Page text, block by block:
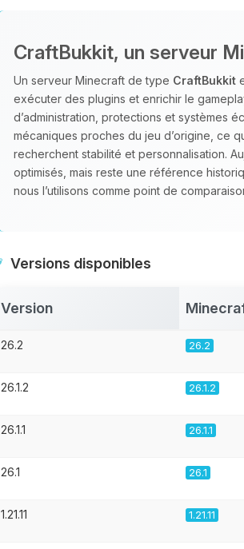
CraftBukkit, un serveur
Un serveur Minecraft de type CraftBukkit
exécuter des plugins et enrichir le
d’administration, protections et systèmes
mécaniques proches du jeu d’origine, ce
recherchent stabilité et personnalisation.
optimisés, mais reste une référence
nous l’utilisons comme point de
Versions disponibles
Version
26.2 26.2
26.1.2 26.1.2
26.1.1 26.1.1
26.1 26.1
1.21.11 1.21.11